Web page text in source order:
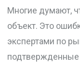
Многие думают,
объект. Это
экспертами по
подтвержденные